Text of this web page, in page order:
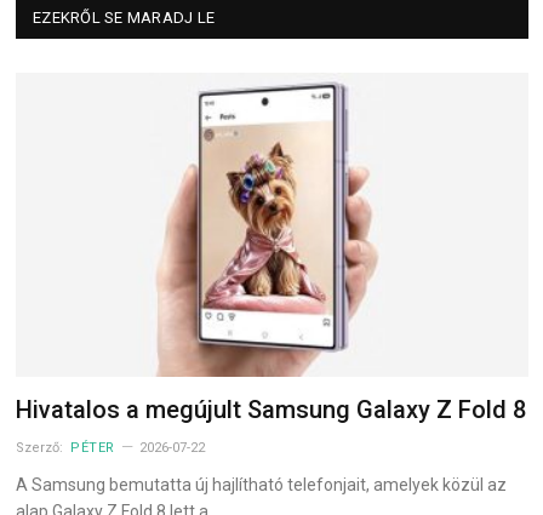
EZEKRŐL SE MARADJ LE
Hivatalos a megújult Samsung Galaxy Z Fold 8
Szerző: PÉTER 2026-07-22
A Samsung bemutatta új hajlítható telefonjait, amelyek közül az